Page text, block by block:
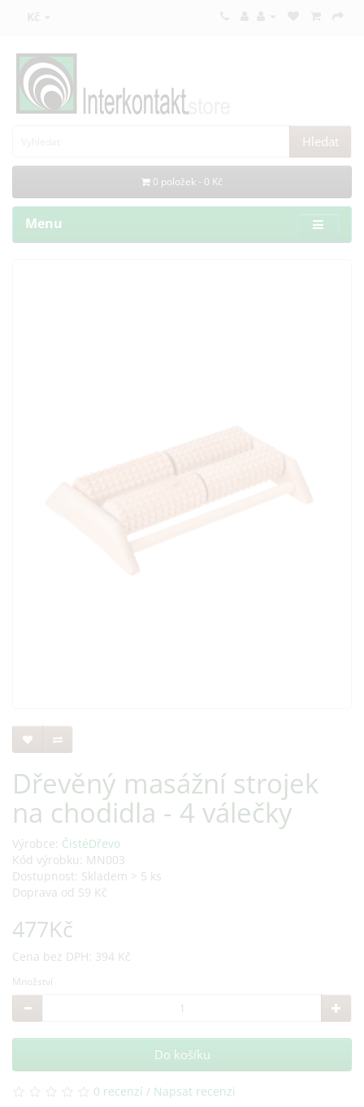
Kč
Hledat
0 položek - 0 Kč
Menu
Dřevěný masážní strojek
na chodidla - 4 válečky
Výrobce: ČistéDřevo
Kód výrobku: MN003
Dostupnost: Skladem > 5 ks
Doprava od 59 Kč
477Kč
Cena bez DPH: 394 Kč
Množství
Do košíku
0 recenzí / Napsat recenzi